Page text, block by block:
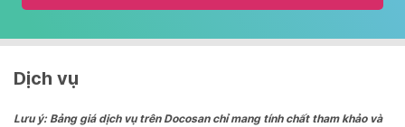
and
date.
the
Dịch vụ
Lưu ý: Bảng giá dịch vụ trên Docosan chỉ mang tính chất tham khảo và